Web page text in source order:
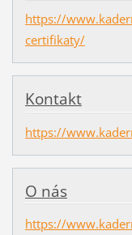
https://
certifikaty/
Kontakt
https://
O nás
https://